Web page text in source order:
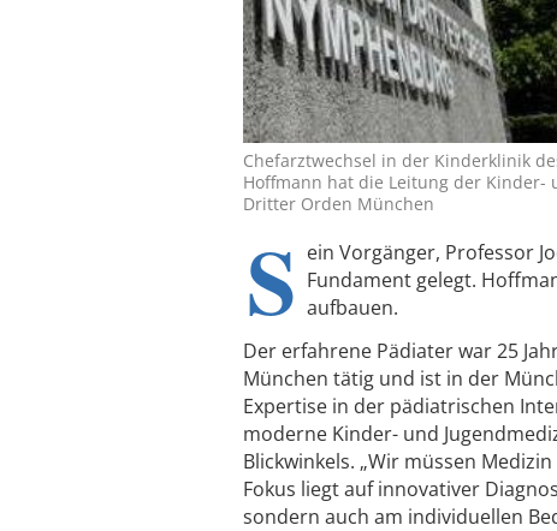
Chefarztwechsel in der Kinderklinik
Hoffmann hat die Leitung der Kinder-
Dritter Orden München
S ein Vorgänger, Professor
Fundament gelegt.
aufbauen.
Der erfahrene Pädiater war 25
München tätig und ist in der
Expertise in der pädiatrischen
moderne Kinder- und
Blickwinkels. „Wir müssen
Fokus liegt auf innovativer
sondern auch am individuellen